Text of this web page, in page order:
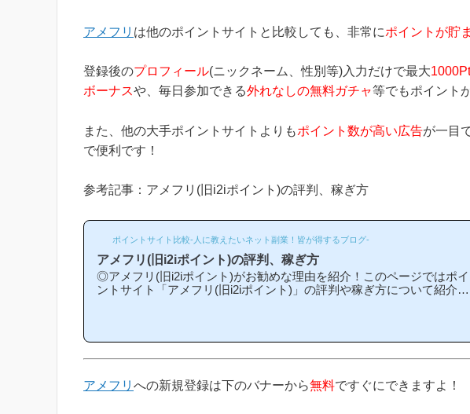
アメフリ は他のポイントサイトと比較しても、非常にポイントが貯
登録後のプロフィール(ニックネーム、性別等)入力だけで最大1000Pt
ボーナスや、毎日参加できる外れなしの無料ガチャ等でもポイント
また、他の大手ポイントサイトよりもポイント数が高い広告が一目
で便利です！
参考記事：アメフリ(旧i2iポイント)の評判、稼ぎ方
ポイントサイト比較-人に教えたいネット副業！皆が得するブログ-
アメフリ(旧i2iポイント)の評判、稼ぎ方
◎アメフリ(旧i2iポイント)がお勧めな理由を紹介！このページではポイ
ントサイト「アメフリ(旧i2iポイント)」の評判や稼ぎ方について紹介し
ころ？」等と疑問のある方には非常に役立つと思います！(*ポイント
サイト初心者の方にもわかりやすい解説を目指しており、おかげ様で
アメフリ への新規登録は下のバナーから無料ですぐにできますよ！